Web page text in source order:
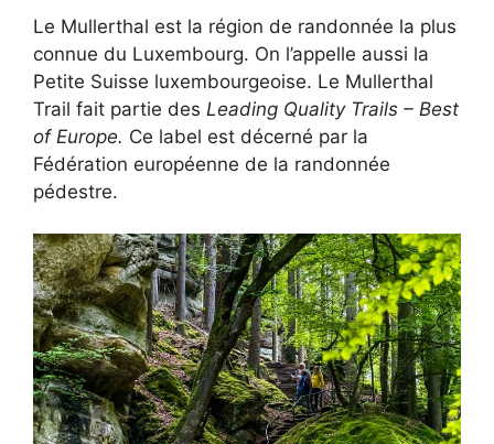
Le Mullerthal est la région de randonnée la plus
connue du Luxembourg. On l’appelle aussi la
Petite Suisse luxembourgeoise. Le Mullerthal
Trail fait partie des Leading Quality Trails – Best
of Europe. Ce label est décerné par la
Fédération européenne de la randonnée
pédestre.